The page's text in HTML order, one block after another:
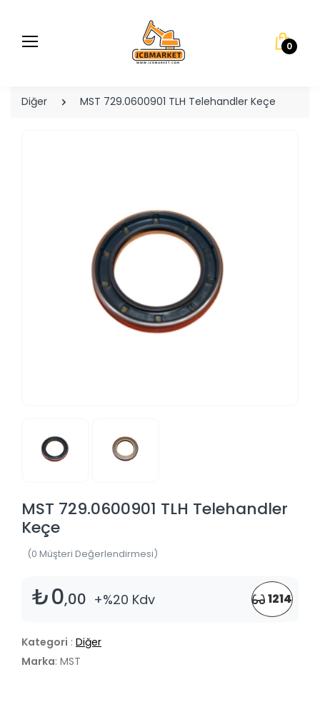
0
Diğer MST 729.0600901 TLH Telehandler Keçe
MST 729.0600901 TLH Telehandler
Keçe
(0 Müşteri Değerlendirmesi)
₺0,00 +%20 Kdv 1214
Kategori : Diğer
Marka: MST